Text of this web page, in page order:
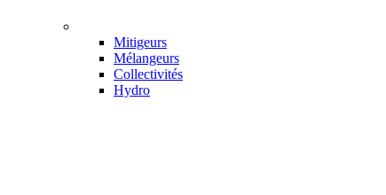
Mitigeurs
Mélangeurs
Collectivités
Hydro